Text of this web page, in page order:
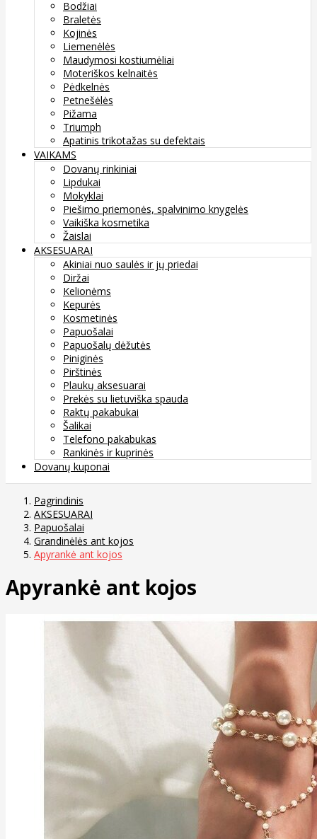
Bodžiai
Braletės
Kojinės
Liemenėlės
Maudymosi kostiumėliai
Moteriškos kelnaitės
Pėdkelnės
Petnešėlės
Pižama
Triumph
Apatinis trikotažas su defektais
VAIKAMS
Dovanų rinkiniai
Lipdukai
Mokyklai
Piešimo priemonės, spalvinimo knygelės
Vaikiška kosmetika
Žaislai
AKSESUARAI
Akiniai nuo saulės ir jų priedai
Diržai
Kelionėms
Kepurės
Kosmetinės
Papuošalai
Papuošalų dėžutės
Piniginės
Pirštinės
Plaukų aksesuarai
Prekės su lietuviška spauda
Raktų pakabukai
Šalikai
Telefono pakabukas
Rankinės ir kuprinės
Dovanų kuponai
Pagrindinis
AKSESUARAI
Papuošalai
Grandinėlės ant kojos
Apyrankė ant kojos
Apyrankė ant kojos